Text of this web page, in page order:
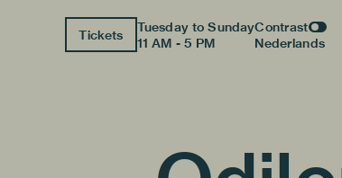
Tickets
Tuesday to Sunday
11 AM - 5 PM
Contrast
Nederlands